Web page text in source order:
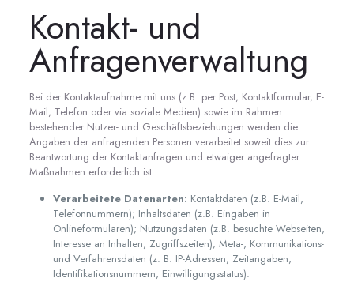
Kontakt- und
Anfragenverwaltung
Bei der Kontaktaufnahme mit uns (z.B. per Post, Kontaktformular, E-
Mail, Telefon oder via soziale Medien) sowie im Rahmen
bestehender Nutzer- und Geschäftsbeziehungen werden die
Angaben der anfragenden Personen verarbeitet soweit dies zur
Beantwortung der Kontaktanfragen und etwaiger angefragter
Maßnahmen erforderlich ist.
Verarbeitete Datenarten: Kontaktdaten (z.B. E-Mail,
Telefonnummern); Inhaltsdaten (z.B. Eingaben in
Onlineformularen); Nutzungsdaten (z.B. besuchte Webseiten,
Interesse an Inhalten, Zugriffszeiten); Meta-, Kommunikations-
und Verfahrensdaten (z. B. IP-Adressen, Zeitangaben,
Identifikationsnummern, Einwilligungsstatus).